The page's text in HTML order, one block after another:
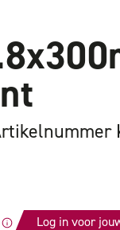
Log in voor